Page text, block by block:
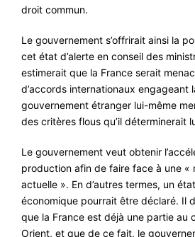
droit commun.
Le gouvernement s’offrirait ainsi la
cet état d’alerte en conseil des
estimerait que la France serait
d’accords internationaux engageant
gouvernement étranger lui-même
des critères flous qu’il déterminerait
Le gouvernement veut obtenir
production afin de faire face à une «
actuelle ». En d’autres termes, un
économique pourrait être déclaré. Il
que la France est déjà une partie au
Orient, et que de ce fait, le